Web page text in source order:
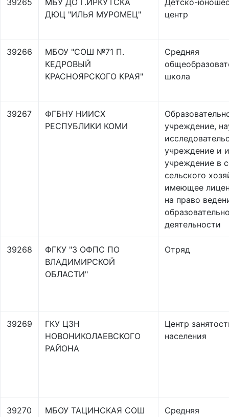
39265
МБУ ДО Г.ИРКУТСКА
ДЮЦ "ИЛЬЯ МУРОМЕЦ"
Детско-
центр
39266
МБОУ "СОШ №71 П.
КЕДРОВЫЙ
КРАСНОЯРСКОГО КРАЯ"
Средняя
школа
39267
ФГБНУ НИИСХ
РЕСПУБЛИКИ КОМИ
учреждение,
учреждение и
учреждение в
сельского
имеющее
на право
деятельности
39268
ФГКУ "3 ОФПС ПО
ВЛАДИМИРСКОЙ
ОБЛАСТИ"
Отряд
39269
ГКУ ЦЗН
НОВОНИКОЛАЕВСКОГО
РАЙОНА
Центр
населения
39270
МБОУ ТАЦИНСКАЯ СОШ
Средняя